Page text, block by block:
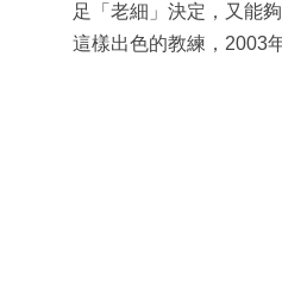
足「老細」決定，又能
這樣出色的教練，2003